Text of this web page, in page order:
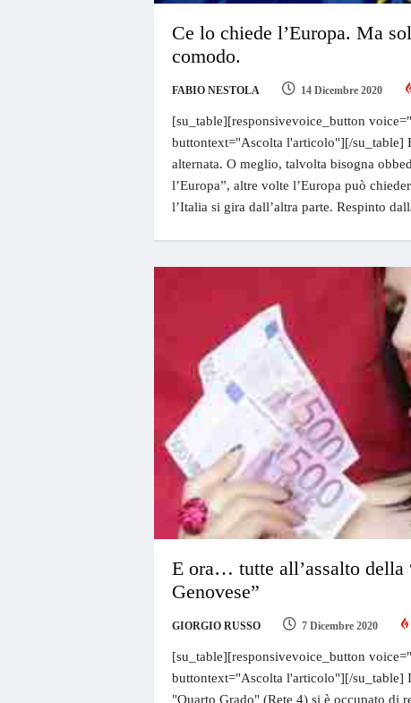
Ce lo chiede l’Europa. Ma
comodo.
FABIO NESTOLA 14 Dicembre 2020
[su_table][responsivevoice_button
buttontext="Ascolta l'articolo"][/su_table]
alternata. O meglio, talvolta bisogna
l’Europa”, altre volte l’Europa può
l’Italia si gira dall’altra parte. Respinto
E ora… tutte all’assalto della
Genovese”
GIORGIO RUSSO 7 Dicembre 2020
[su_table][responsivevoice_button
buttontext="Ascolta l'articolo"][/su_table]
"Quarto Grado" (Rete 4) si è occupato di